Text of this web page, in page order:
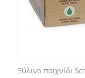
Ξύλινο παιχνίδι